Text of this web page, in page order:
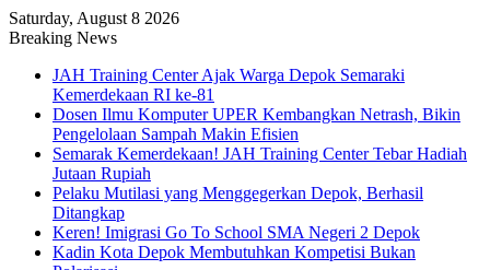
Saturday, August 8 2026
Breaking News
JAH Training Center Ajak Warga Depok Semaraki
Kemerdekaan RI ke-81
Dosen Ilmu Komputer UPER Kembangkan Netrash, Bikin
Pengelolaan Sampah Makin Efisien
Semarak Kemerdekaan! JAH Training Center Tebar Hadiah
Jutaan Rupiah
Pelaku Mutilasi yang Menggegerkan Depok, Berhasil
Ditangkap
Keren! Imigrasi Go To School SMA Negeri 2 Depok
Kadin Kota Depok Membutuhkan Kompetisi Bukan